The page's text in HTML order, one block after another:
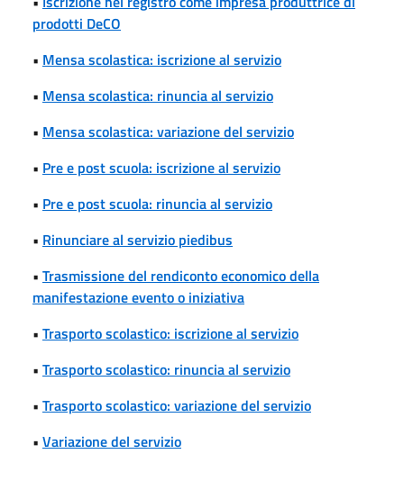
prodotti DeCO
• Mensa scolastica: iscrizione al servizio
• Mensa scolastica: rinuncia al servizio
• Mensa scolastica: variazione del servizio
• Pre e post scuola: iscrizione al servizio
• Pre e post scuola: rinuncia al servizio
• Rinunciare al servizio piedibus
• Trasmissione del rendiconto economico della
manifestazione evento o iniziativa
• Trasporto scolastico: iscrizione al servizio
• Trasporto scolastico: rinuncia al servizio
• Trasporto scolastico: variazione del servizio
• Variazione del servizio